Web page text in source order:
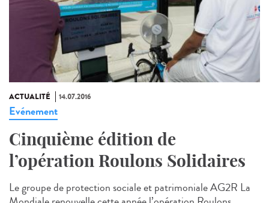
ACTUALITÉ 14.07.2016
Evénement
Cinquième édition de
l’opération Roulons Solidaires
Le groupe de protection sociale et patrimoniale AG2R La